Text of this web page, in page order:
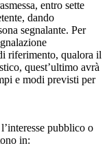
entro sette
dando
segnalante. Per
riferimento, qualora il
quest’ultimo avrà
e modi previsti per
pubblico o
in: